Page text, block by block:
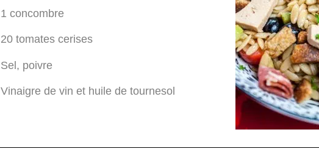
1 concombre
20 tomates cerises
Sel, poivre
Vinaigre de vin et huile de tournesol